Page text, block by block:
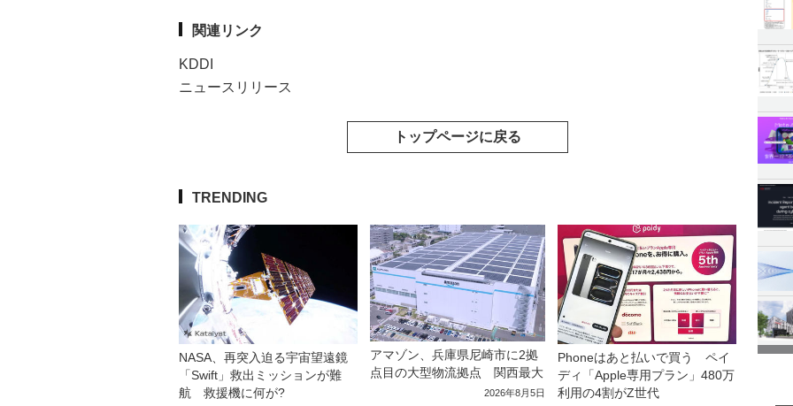
関連リンク
KDDI
ニュースリリース
トップページに戻る
TRENDING
NASA、再突入迫る宇宙望遠鏡
「Swift」救出ミッションが難
航 救援機に何が?
アマゾン、兵庫県尼崎市に2拠
点目の大型物流拠点 関西最大
2026年8月5日
Phoneはあと払いで買う ペイ
ディ「Apple専用プラン」480万
利用の4割がZ世代